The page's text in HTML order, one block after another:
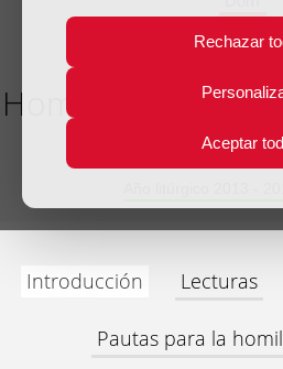
Rechazar
Aceptar
27
Jul
Homilía XVII
Introducción Lecturas
Pautas para la